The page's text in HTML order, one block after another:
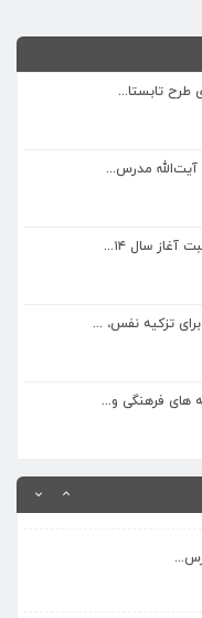
آیت‌الله مدرس...
سال ۱۴...
تزکیه نفس، ...
های فرهنگی و...
...
و...